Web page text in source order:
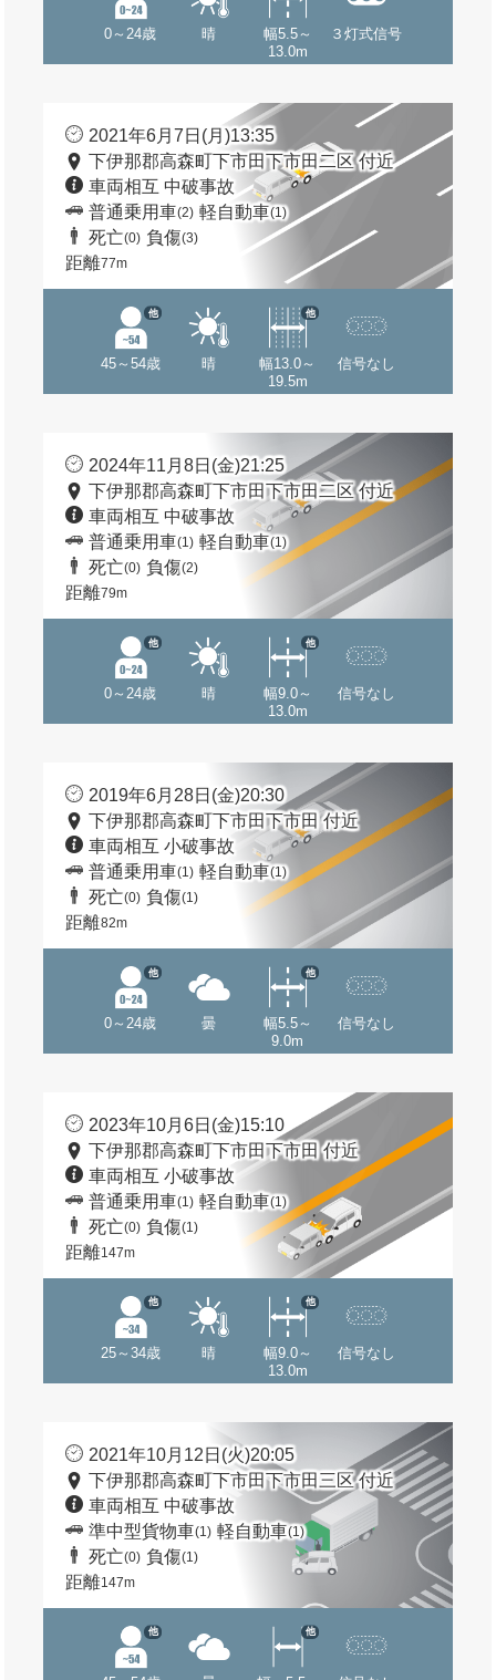
0～24歳 晴
幅5.5～
13.0m
３灯式信号
2021年6月7日(月)13:35
下伊那郡高森町下市田下市田二区 付近
車両相互 中破事故
普通乗用車(2) 軽自動車(1)
死亡(0) 負傷(3)
距離77m
45～54歳
他
晴
幅13.0～
19.5m
他
信号なし
2024年11月8日(金)21:25
下伊那郡高森町下市田下市田二区 付近
車両相互 中破事故
普通乗用車(1) 軽自動車(1)
死亡(0) 負傷(2)
距離79m
0～24歳
他
晴
幅9.0～
13.0m
他
信号なし
2019年6月28日(金)20:30
下伊那郡高森町下市田下市田 付近
車両相互 小破事故
普通乗用車(1) 軽自動車(1)
死亡(0) 負傷(1)
距離82m
0～24歳
他
曇
幅5.5～
9.0m
他
信号なし
2023年10月6日(金)15:10
下伊那郡高森町下市田下市田 付近
車両相互 小破事故
普通乗用車(1) 軽自動車(1)
死亡(0) 負傷(1)
距離147m
25～34歳
他
晴
幅9.0～
13.0m
他
信号なし
2021年10月12日(火)20:05
下伊那郡高森町下市田下市田三区 付近
車両相互 中破事故
準中型貨物車(1) 軽自動車(1)
死亡(0) 負傷(1)
距離147m
他 他